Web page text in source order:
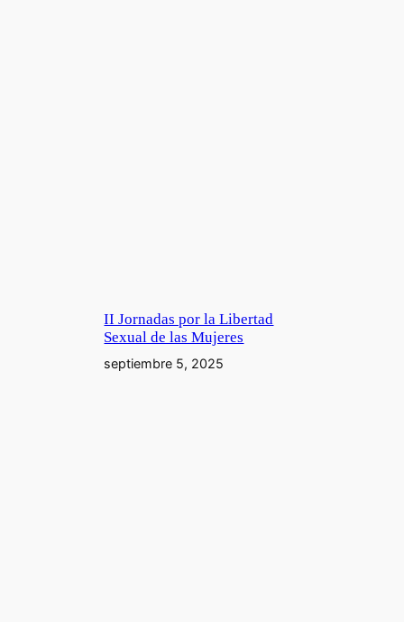
II Jornadas por la Libertad
Sexual de las Mujeres
septiembre 5, 2025